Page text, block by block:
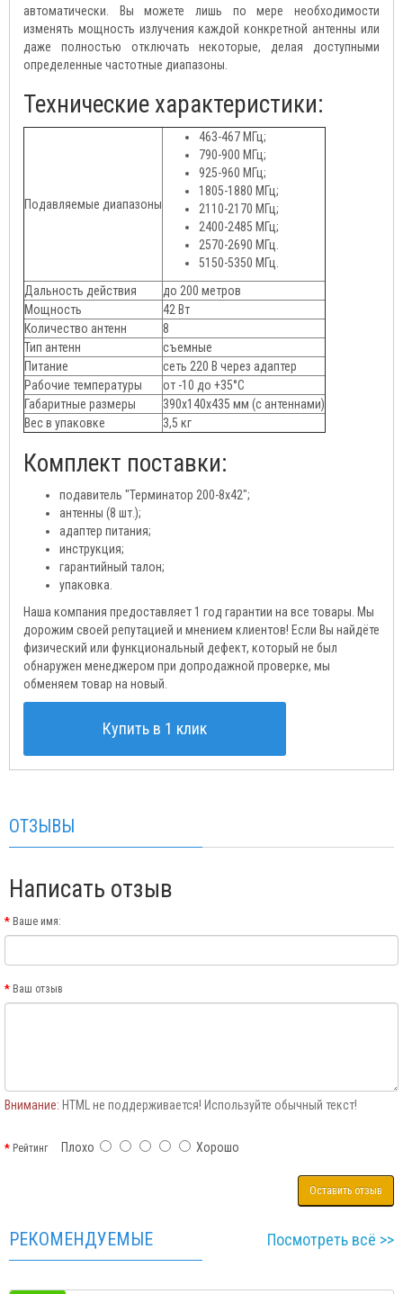
автоматически. Вы можете лишь по мере необходимости
изменять мощность излучения каждой конкретной антенны или
даже полностью отключать некоторые, делая доступными
определенные частотные диапазоны.
Технические характеристики:
Подавляемые диапазоны
463-467 МГц;
790-900 МГц;
925-960 МГц;
1805-1880 МГц;
2110-2170 МГц;
2400-2485 МГц;
2570-2690 МГц.
5150-5350 МГц.
Дальность действия
до 200 метров
Мощность
42 Вт
Количество антенн
8
Тип антенн
съемные
Питание
сеть 220 В через адаптер
Рабочие температуры
от -10 до +35°C
Габаритные размеры
390х140х435 мм (с антеннами)
Вес в упаковке
3,5 кг
Комплект поставки:
подавитель "Терминатор 200-8х42";
антенны (8 шт.);
адаптер питания;
инструкция;
гарантийный талон;
упаковка.
Наша компания предоставляет 1 год гарантии на все товары. Мы
дорожим своей репутацией и мнением клиентов! Если Вы найдёте
физический или функциональный дефект, который не был
обнаружен менеджером при допродажной проверке, мы
обменяем товар на новый.
Купить в 1 клик
ОТЗЫВЫ
Написать отзыв
Ваше имя:
Ваш отзыв
Внимание: HTML не поддерживается! Используйте обычный текст!
РейтингПлохо Хорошо
Оставить отзыв
РЕКОМЕНДУЕМЫЕ Посмотреть всё >>